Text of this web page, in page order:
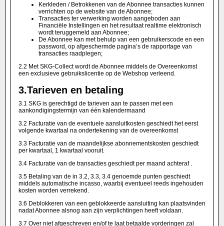
Kerkleden / Betrokkenen van de Abonnee transacties kunnen
verrichten op de website van de Abonnee;
Transacties ter verwerking worden aangeboden aan
Financiële Instellingen en het resultaat realtime elektronisch
wordt teruggemeld aan Abonnee;
De Abonnee kan met behulp van een gebruikerscode en een
password, op afgeschermde pagina’s de rapportage van
transacties raadplegen;
2.2 Met SKG-Collect wordt de Abonnee middels de Overeenkomst
een exclusieve gebruikslicentie op de Webshop verleend.
3.Tarieven en betaling
3.1 SKG is gerechtigd de tarieven aan te passen met een
aankondigingstermijn van één kalendermaand
3.2 Facturatie van de eventuele aansluitkosten geschiedt het eerst
volgende kwartaal na ondertekening van de overeenkomst
3.3 Facturatie van de maandelijkse abonnementskosten geschiedt
per kwartaal, 1 kwartaal vooruit.
3.4 Facturatie van de transacties geschiedt per maand achteraf .
3.5 Betaling van de in 3.2, 3.3, 3.4 genoemde punten geschiedt
middels automatische incasso, waarbij eventueel reeds ingehouden
kosten worden verrekend.
3.6 Deblokkeren van een geblokkeerde aansluiting kan plaatsvinden
nadat Abonnee alsnog aan zijn verplichtingen heeft voldaan.
3.7 Over niet afgeschreven en/of te laat betaalde vorderingen zal